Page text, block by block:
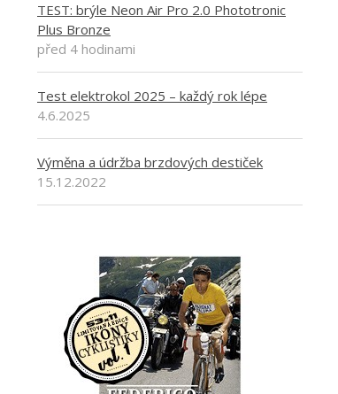
TEST: brýle Neon Air Pro 2.0 Phototronic
Plus Bronze
před 4 hodinami
Test elektrokol 2025 – každý rok lépe
4.6.2025
Výměna a údržba brzdových destiček
15.12.2022